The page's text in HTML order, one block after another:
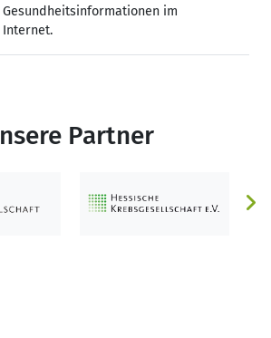
Gesundheitsinformationen im
Internet.
Partner